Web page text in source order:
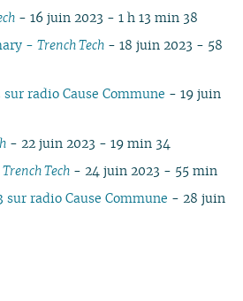
- 16 juin 2023 - 1 h 13 min 38
- Trench Tech - 18 juin 2023 - 58
radio Cause Commune - 19 juin
- 22 juin 2023 - 19 min 34
Trench Tech - 24 juin 2023 - 55 min
radio Cause Commune - 28 juin